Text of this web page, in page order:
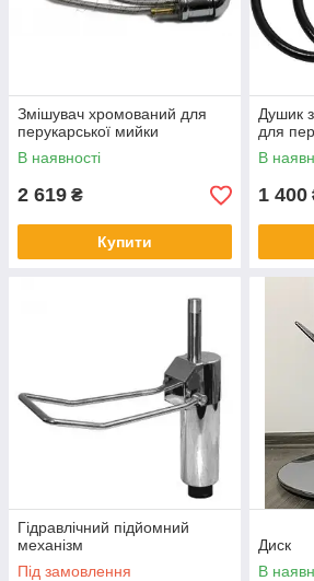
Змішувач хромований для
перукарської мийки
В наявності
2 619 ₴
Купити
Душик
для
В
1 400
Гідравлічний підйомний
механізм
Під замовлення
Диск
В